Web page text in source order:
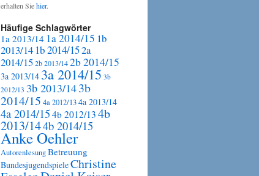
erhalten Siehier.
Häufige Schlagwörter
1a 2013/14 1a 2014/15 1b
2013/14 1b 2014/152a
2014/152b 2013/142b 2014/15
3a 2013/14 3a 2014/15 3b
2012/13 3b 2013/143b
2014/15 4a 2012/134a 2013/14
4a 2014/15 4b 2012/13 4b
2013/144b 2014/15
Anke Oehler
AutorenlesungBetreuung
BundesjugendspieleChristine